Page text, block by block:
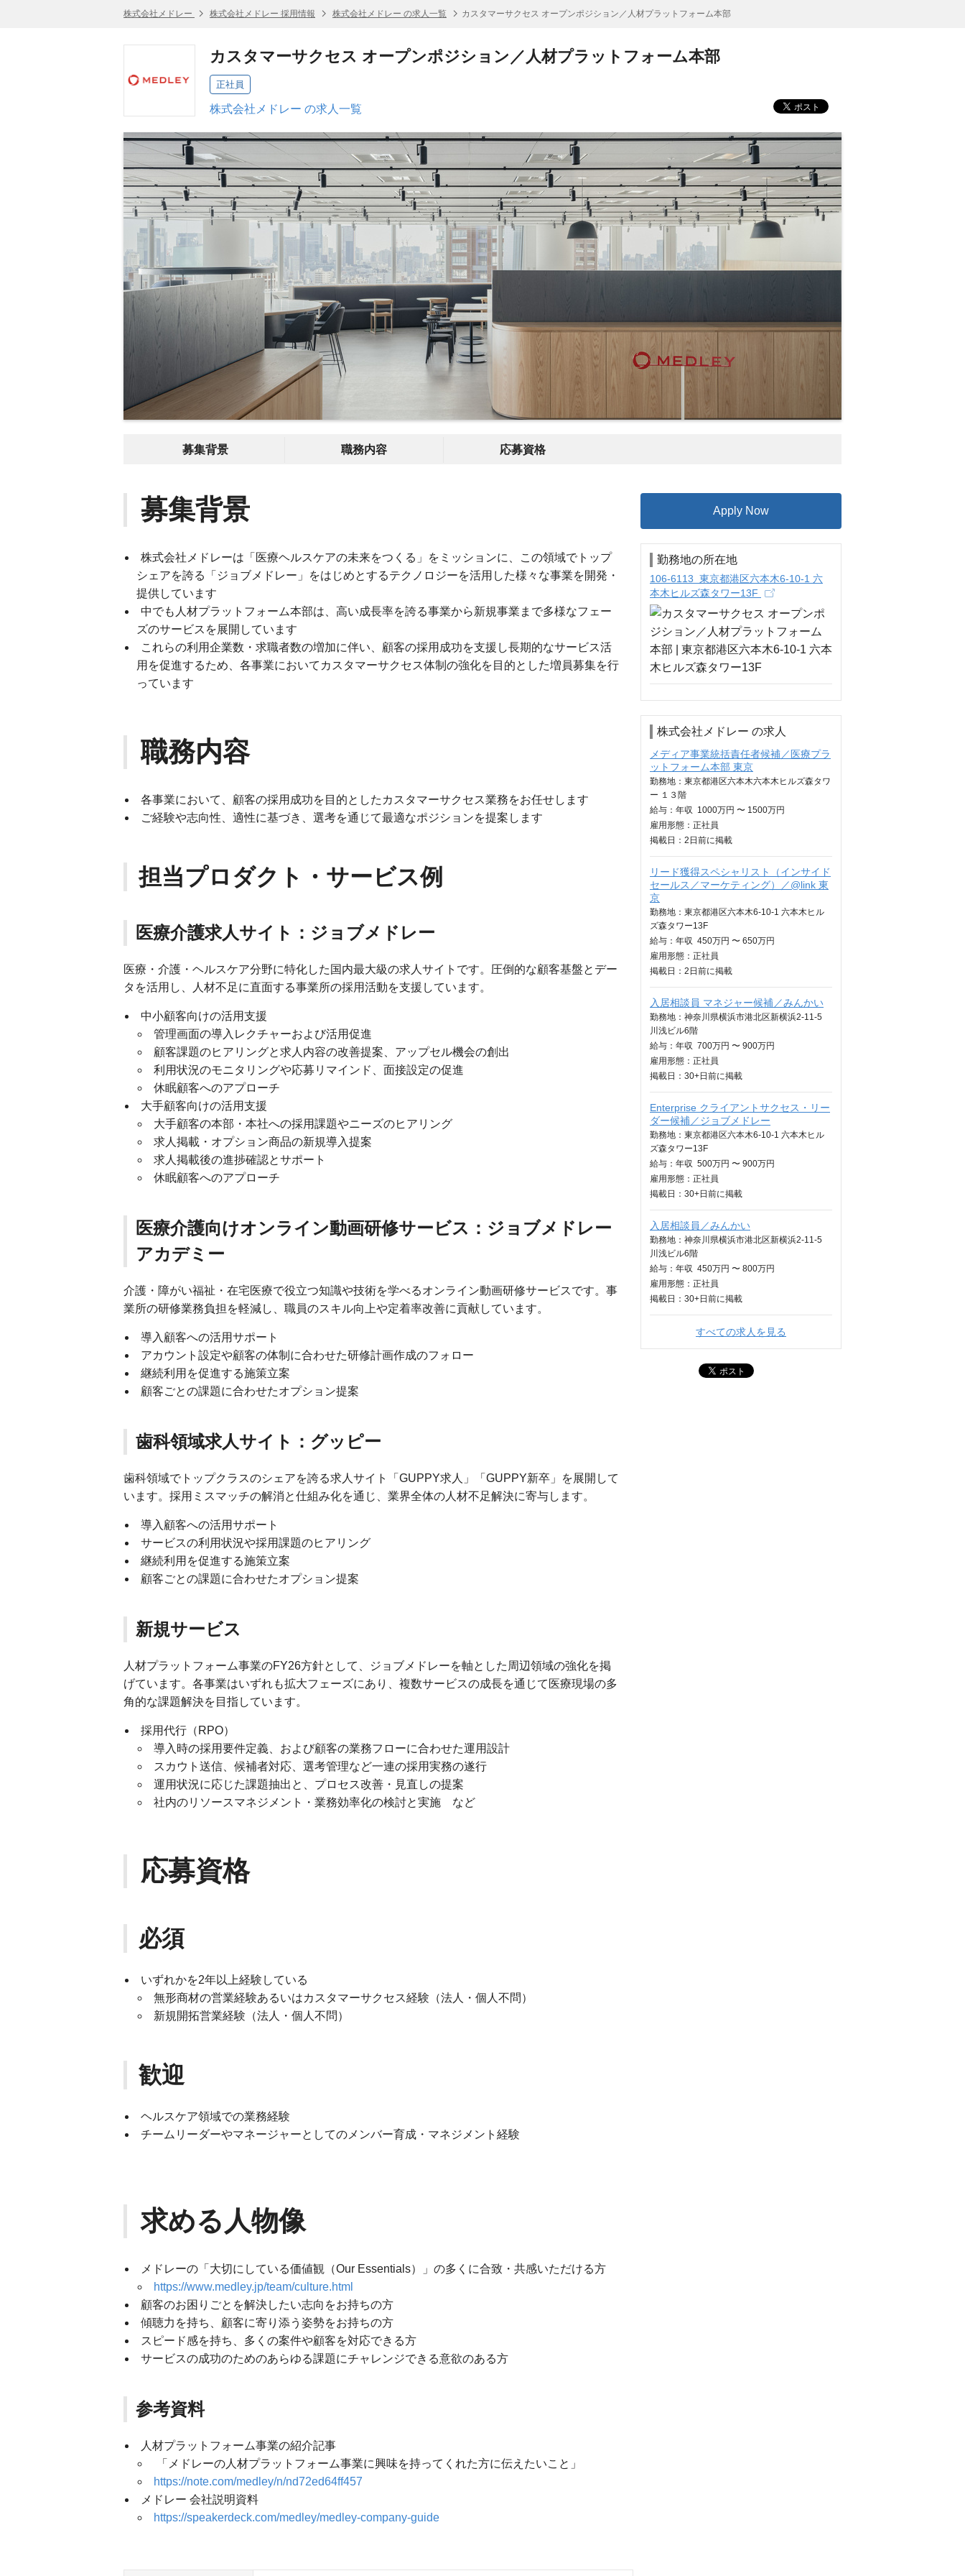
株式会社メドレー 株式会社メドレー 採用情報 株式会社メドレー の求人一覧 カスタマーサクセス オープンポジション／人材プラットフォーム本部
カスタマーサクセス オープンポジション／人材プラットフォーム本部
正社員
株式会社メドレー の求人一覧
募集背景 職務内容 応募資格
募集背景
株式会社メドレーは「医療ヘルスケアの未来をつくる」をミッションに、この領域でトップ
シェアを誇る「ジョブメドレー」をはじめとするテクノロジーを活用した様々な事業を開発・
提供しています
中でも人材プラットフォーム本部は、高い成長率を誇る事業から新規事業まで多様なフェー
ズのサービスを展開しています
これらの利用企業数・求職者数の増加に伴い、顧客の採用成功を支援し長期的なサービス活
用を促進するため、各事業においてカスタマーサクセス体制の強化を目的とした増員募集を行
っています
職務内容
各事業において、顧客の採用成功を目的としたカスタマーサクセス業務をお任せします
ご経験や志向性、適性に基づき、選考を通じて最適なポジションを提案します
担当プロダクト・サービス例
医療介護求人サイト：ジョブメドレー
医療・介護・ヘルスケア分野に特化した国内最大級の求人サイトです。圧倒的な顧客基盤とデー
タを活用し、人材不足に直面する事業所の採用活動を支援しています。
中小顧客向けの活用支援
管理画面の導入レクチャーおよび活用促進
顧客課題のヒアリングと求人内容の改善提案、アップセル機会の創出
利用状況のモニタリングや応募リマインド、面接設定の促進
休眠顧客へのアプローチ
大手顧客向けの活用支援
大手顧客の本部・本社への採用課題やニーズのヒアリング
求人掲載・オプション商品の新規導入提案
求人掲載後の進捗確認とサポート
休眠顧客へのアプローチ
医療介護向けオンライン動画研修サービス：ジョブメドレー
アカデミー
介護・障がい福祉・在宅医療で役立つ知識や技術を学べるオンライン動画研修サービスです。事
業所の研修業務負担を軽減し、職員のスキル向上や定着率改善に貢献しています。
導入顧客への活用サポート
アカウント設定や顧客の体制に合わせた研修計画作成のフォロー
継続利用を促進する施策立案
顧客ごとの課題に合わせたオプション提案
歯科領域求人サイト：グッピー
歯科領域でトップクラスのシェアを誇る求人サイト「GUPPY求人」「GUPPY新卒」を展開して
います。採用ミスマッチの解消と仕組み化を通じ、業界全体の人材不足解決に寄与します。
導入顧客への活用サポート
サービスの利用状況や採用課題のヒアリング
継続利用を促進する施策立案
顧客ごとの課題に合わせたオプション提案
新規サービス
人材プラットフォーム事業のFY26方針として、ジョブメドレーを軸とした周辺領域の強化を掲
げています。各事業はいずれも拡大フェーズにあり、複数サービスの成長を通じて医療現場の多
角的な課題解決を目指しています。
採用代行（RPO）
導入時の採用要件定義、および顧客の業務フローに合わせた運用設計
スカウト送信、候補者対応、選考管理など一連の採用実務の遂行
運用状況に応じた課題抽出と、プロセス改善・見直しの提案
社内のリソースマネジメント・業務効率化の検討と実施 など
応募資格
必須
いずれかを2年以上経験している
無形商材の営業経験あるいはカスタマーサクセス経験（法人・個人不問）
新規開拓営業経験（法人・個人不問）
歓迎
ヘルスケア領域での業務経験
チームリーダーやマネージャーとしてのメンバー育成・マネジメント経験
求める人物像
メドレーの「大切にしている価値観（Our Essentials）」の多くに合致・共感いただける方
https://www.medley.jp/team/culture.html
顧客のお困りごとを解決したい志向をお持ちの方
傾聴力を持ち、顧客に寄り添う姿勢をお持ちの方
スピード感を持ち、多くの案件や顧客を対応できる方
サービスの成功のためのあらゆる課題にチャレンジできる意欲のある方
参考資料
人材プラットフォーム事業の紹介記事
「メドレーの人材プラットフォーム事業に興味を持ってくれた方に伝えたいこと」
https://note.com/medley/n/nd72ed64ff457
メドレー 会社説明資料
https://speakerdeck.com/medley/medley-company-guide
Apply Now
勤務地の所在地
106-6113 東京都港区六本木6-10-1 六
本木ヒルズ森タワー13F
株式会社メドレー の求人
メディア事業統括責任者候補／医療プラ
ットフォーム本部 東京
勤務地：東京都港区六本木六本木ヒルズ森タワ
ー １３階
給与： 年収 1000万円 〜 1500万円
雇用形態：正社員
掲載日： 2日 前に掲載
リード獲得スペシャリスト（インサイド
セールス／マーケティング）／@link 東
京
勤務地：東京都港区六本木6-10-1 六本木ヒル
ズ森タワー13F
給与： 年収 450万円 〜 650万円
雇用形態：正社員
掲載日： 2日 前に掲載
入居相談員 マネジャー候補／みんかい
勤務地：神奈川県横浜市港北区新横浜2-11-5
川浅ビル6階
給与： 年収 700万円 〜 900万円
雇用形態：正社員
掲載日： 30+日 前に掲載
Enterprise クライアントサクセス・リー
ダー候補／ジョブメドレー
勤務地：東京都港区六本木6-10-1 六本木ヒル
ズ森タワー13F
給与： 年収 500万円 〜 900万円
雇用形態：正社員
掲載日： 30+日 前に掲載
入居相談員／みんかい
勤務地：神奈川県横浜市港北区新横浜2-11-5
川浅ビル6階
給与： 年収 450万円 〜 800万円
雇用形態：正社員
掲載日： 30+日 前に掲載
すべての求人を見る